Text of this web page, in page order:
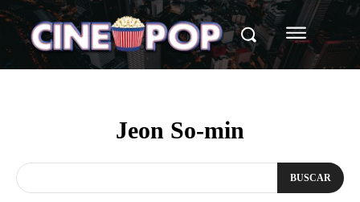
Jeon So-min
BUSCAR